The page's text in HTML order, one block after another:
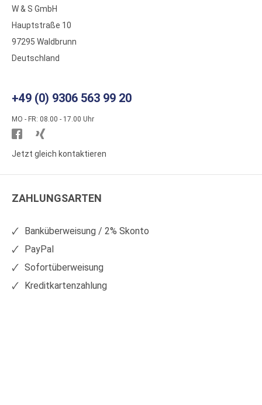
W & S GmbH
Hauptstraße 10
97295 Waldbrunn
Deutschland
+49 (0) 9306 563 99 20
MO - FR: 08.00 - 17.00 Uhr
Besuchen
Sie
auf
Sie
auf
Jetzt gleich kontaktieren
ZAHLUNGSARTEN
Banküberweisung / 2% Skonto
PayPal
Sofortüberweisung
Kreditkartenzahlung